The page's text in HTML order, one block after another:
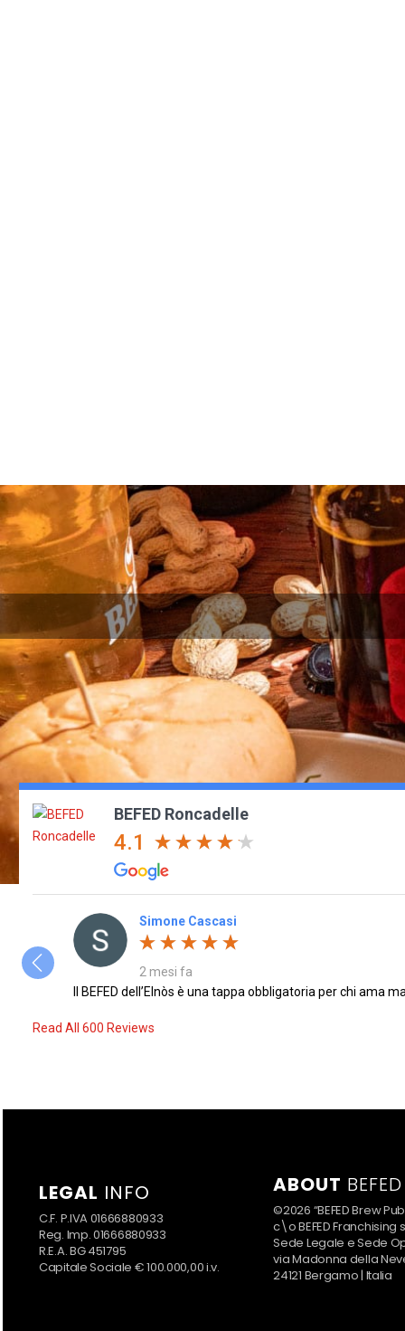
BEFED Roncadelle
4.1
Simone Cascasi
2 mesi fa
Il BEFED dell’Elnòs è una tappa obbligatoria per chi ama
Read All 600 Reviews
LEGAL INFO
C.F. P.IVA 01666880933
Reg. Imp. 01666880933
R.E.A. BG 451795
Capitale Sociale € 100.000,00 i.v.
ABOUT BEFED
©2026 “BEFED Brew
c\o BEFED Franchising
Sede Legale e Sede
via Madonna della
24121 Bergamo | Italia